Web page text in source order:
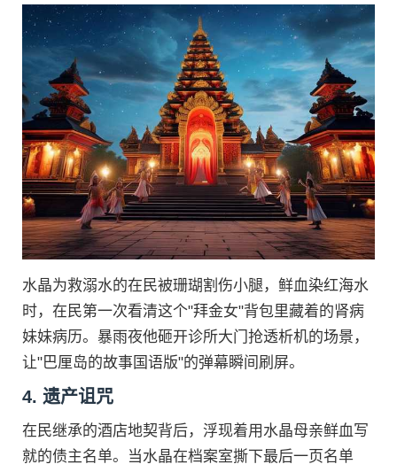
水晶为救溺水的在民被珊瑚割伤小腿，鲜血染红海水
时，在民第一次看清这个"拜金女"背包里藏着的肾病
妹妹病历。暴雨夜他砸开诊所大门抢透析机的场景，
让"巴厘岛的故事国语版"的弹幕瞬间刷屏。
4. 遗产诅咒
在民继承的酒店地契背后，浮现着用水晶母亲鲜血写
就的债主名单。当水晶在档案室撕下最后一页名单